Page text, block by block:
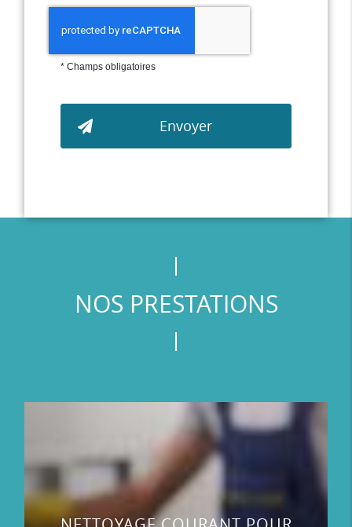
*Champs obligatoires
NOS PRESTATIONS